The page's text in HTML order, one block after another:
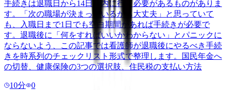
手続きは退職日から14日以内に行う必要があるものがありま
す。「次の職場が決まっているから大丈夫」と思っていて
も、入職日まで1日でも空白期間があれば手続きが必要で
す。退職後に「何をすればいいかわからない」とパニックに
ならないよう、この記事では看護師が退職後にやるべき手続
きを時系列のチェックリスト形式で整理します。国民年金へ
の切替、健康保険の3つの選択肢、住民税の支払い方法
10分
0